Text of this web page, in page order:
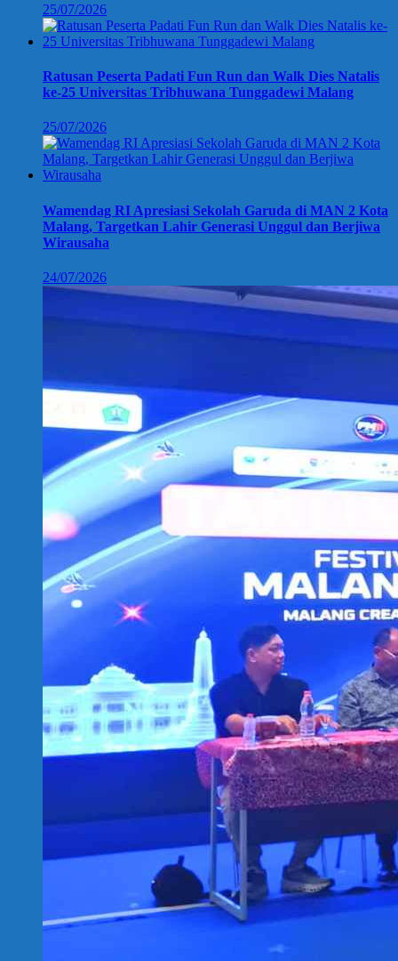
25/07/2026
Ratusan Peserta Padati Fun Run dan Walk Dies Natalis
ke-25 Universitas Tribhuwana Tunggadewi Malang
25/07/2026
Wamendag RI Apresiasi Sekolah Garuda di MAN 2 Kota
Malang, Targetkan Lahir Generasi Unggul dan Berjiwa
Wirausaha
24/07/2026